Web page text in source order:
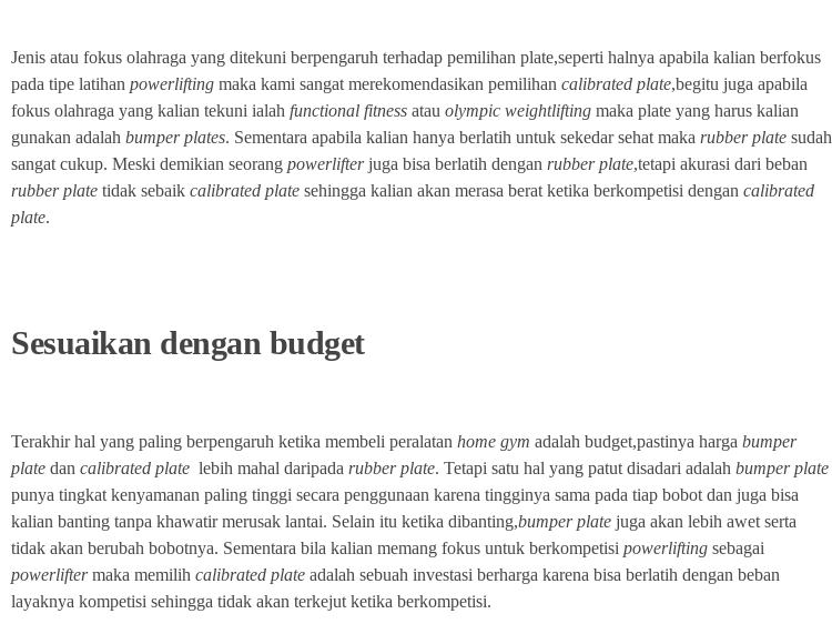
Jenis atau fokus olahraga yang ditekuni berpengaruh terhadap pemilihan plate,seperti halnya apabila kalian berfokus
pada tipe latihan powerlifting maka kami sangat merekomendasikan pemilihan calibrated plate,begitu juga apabila
fokus olahraga yang kalian tekuni ialah functional fitness atau olympic weightlifting maka plate yang harus kalian
gunakan adalah bumper plates. Sementara apabila kalian hanya berlatih untuk sekedar sehat maka rubber plate sudah
sangat cukup. Meski demikian seorang powerlifterjuga bisa berlatih dengan rubber plate,tetapi akurasi dari beban
rubber plate tidak sebaik calibrated plate sehingga kalian akan merasa berat ketika berkompetisi dengan calibrated
plate.
Sesuaikan dengan budget
Terakhir hal yang paling berpengaruh ketika membeli peralatan home gym adalah budget,pastinya harga bumper
plate dan calibrated plate lebih mahal daripada rubber plate. Tetapi satu hal yang patut disadari adalah bumper plate
punya tingkat kenyamanan paling tinggi secara penggunaan karena tingginya sama pada tiap bobot dan juga bisa
kalian banting tanpa khawatir merusak lantai. Selain itu ketika dibanting,bumper plate juga akan lebih awet serta
tidak akan berubah bobotnya. Sementara bila kalian memang fokus untuk berkompetisi powerlifting sebagai
powerliftermaka memilih calibrated plate adalah sebuah investasi berharga karena bisa berlatih dengan beban
layaknya kompetisi sehingga tidak akan terkejut ketika berkompetisi.